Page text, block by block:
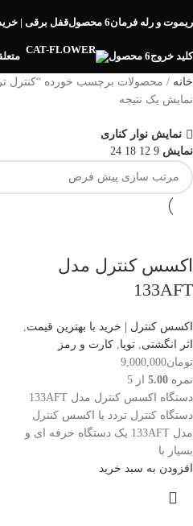
ریموت و رله فرمان6 محصول قفل برقی |
کلید خروج6 محصول
خانه
محصولات برچسب خورده “کنترل
نمایش یک نتیجه
نمایش نوار کناری
نمایش 9
12
18
24
اکسس کنترل مدل
133AFT
اکسس کنترل | خرید با بهترین قیمت,
اثر انگشتی, تویا, کارت و رمز
تومان9,000,000
نمره 5.00 از 5
دستگاه اکسس کنترل مدل 133AFT
دستگاه کنترل تردد یا اکسس کنترل
مدل 133AFT یک دستگاه حرفه ای و
بسیار با
افزودن به سبد خرید